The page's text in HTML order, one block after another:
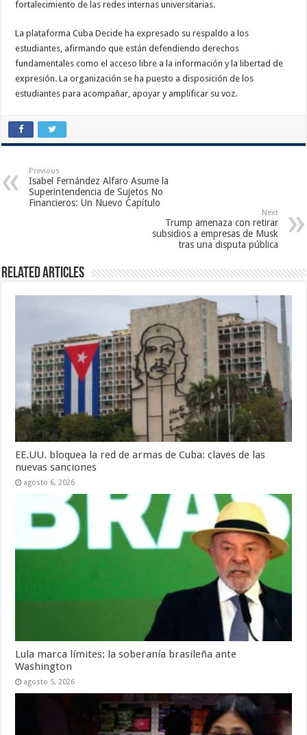
fortalecimiento de las redes internas universitarias.
La plataforma Cuba Decide ha expresado su respaldo a los
estudiantes, afirmando que están defendiendo derechos
fundamentales como el acceso libre a la información y la libertad de
expresión. La organización se ha puesto a disposición de los
estudiantes para acompañar, apoyar y amplificar su voz.
Previous
Isabel Fernández Alfaro Asume la
Superintendencia de Sujetos No
Financieros: Un Nuevo Capítulo
Next
Trump amenaza con retirar
subsidios a empresas de Musk
tras una disputa pública
Related Articles
EE.UU. bloquea la red de armas de Cuba: claves de las
nuevas sanciones
agosto 6, 2026
Lula marca límites: la soberanía brasileña ante
Washington
agosto 5, 2026